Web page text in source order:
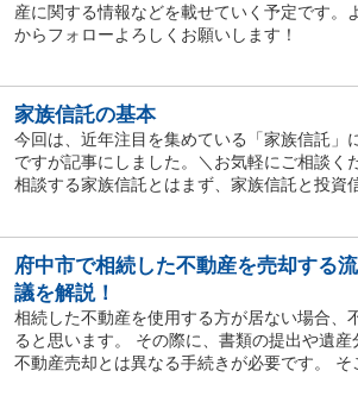
産に関する情報などを載せていく予定です。
からフォローよろしくお願いします！
家族信託の基本
今回は、近年注目を集めている「家族信託」
ですが記事にしました。＼お気軽にご相談く
相談する家族信託とはまず、家族信託と投資
府中市で相続した不動産を売却する
議を解説！
相続した不動産を使用する方が居ない場合、
ると思います。 その際に、書類の提出や遺
不動産売却とは異なる手続きが必要です。 そ